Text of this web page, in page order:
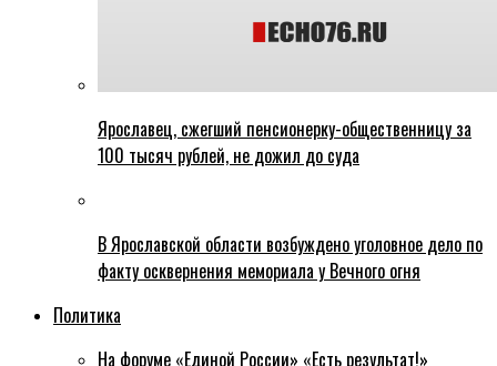
Ярославец, сжегший пенсионерку-общественницу за
100 тысяч рублей, не дожил до суда
В Ярославской области возбуждено уголовное дело по
факту осквернения мемориала у Вечного огня
Политика
На форуме «Единой России» «Есть результат!»